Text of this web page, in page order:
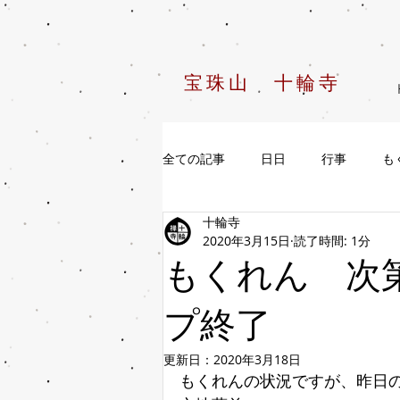
宝珠山 十輪寺
全ての記事 日日 行事 も
もくれん 次
プ終了
十輪寺
2020年3月15日 読了時間: 1分
更新日： 2020年3月18日
もくれんの状況ですが、昨日